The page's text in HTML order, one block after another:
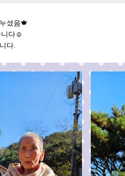
셨음🍁
니다☺️
다.